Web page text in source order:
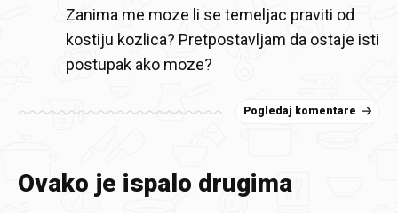
Zanima me moze li se temeljac praviti od
kostiju kozlica? Pretpostavljam da ostaje isti
postupak ako moze?
Pogledaj komentare
Ovako je ispalo drugima